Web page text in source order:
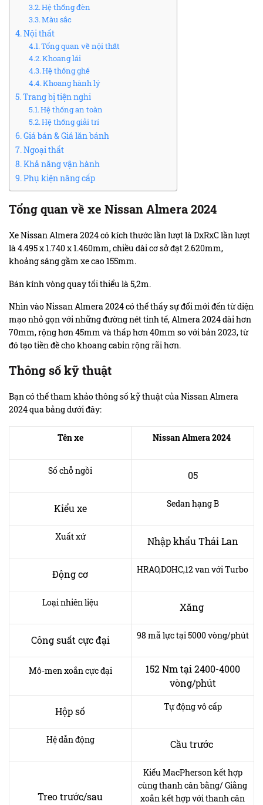
Hệ thống đèn
Màu sắc
Nội thất
Tổng quan về nội thất
Khoang lái
Hệ thống ghế
Khoang hành lý
Trang bị tiện nghi
Hệ thống an toàn
Hệ thống giải trí
Giá bán & Giá lăn bánh
Ngoại thất
Khả năng vận hành
Phụ kiện nâng cấp
Tổng quan về xe Nissan Almera 2024
Xe Nissan Almera 2024 có kích thước lần lượt là DxRxC lần lượt
là 4.495 x 1.740 x 1.460mm, chiều dài cơ sở đạt 2.620mm,
khoảng sáng gầm xe cao 155mm.
Bán kính vòng quay tối thiểu là 5,2m.
Nhìn vào Nissan Almera 2024 có thể thấy sự đổi mới đến từ diện
mạo nhỏ gọn với những đường nét tinh tế, Almera 2024 dài hơn
70mm, rộng hơn 45mm và thấp hơn 40mm so với bản 2023, từ
đó tạo tiền đề cho khoang cabin rộng rãi hơn.
Thông số kỹ thuật
Bạn có thể tham khảo thông số kỹ thuật của Nissan Almera
2024 qua bảng dưới đây:
Tên xe Nissan Almera 2024
Số chỗ ngồi 05
Kiểu xe Sedan hạng B
Xuất xứ Nhập khẩu Thái Lan
Động cơ HRAO,DOHC,12 van với Turbo
Loại nhiên liệu Xăng
Công suất cực đại 98 mã lực tại 5000 vòng/phút
Mô-men xoắn cực đại
152 Nm tại 2400-4000
vòng/phút
Hộp số Tự động vô cấp
Hệ dẫn động Cầu trước
Treo trước/sau
Kiểu MacPherson kết hợp
cùng thanh cân bằng/ Giằng
xoắn kết hợp với thanh cân